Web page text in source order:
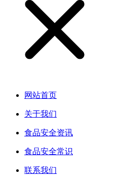
网站首页
关于我们
食品安全资讯
食品安全常识
联系我们